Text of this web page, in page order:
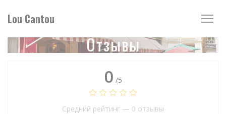
Lou Cantou
Отзывы
0 /5
Средний рейтинг — 0 отзывы